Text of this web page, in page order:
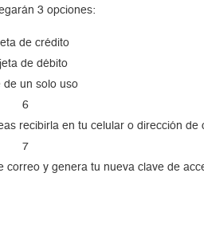
3 opciones:
de crédito
de débito
de un solo uso
6
recibirla en tu celular o dirección de
7
correo y genera tu nueva clave de